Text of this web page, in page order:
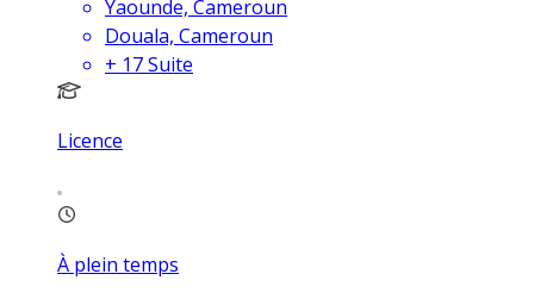
Yaounde, Cameroun
Douala, Cameroun
+ 17Suite
Licence
À plein temps